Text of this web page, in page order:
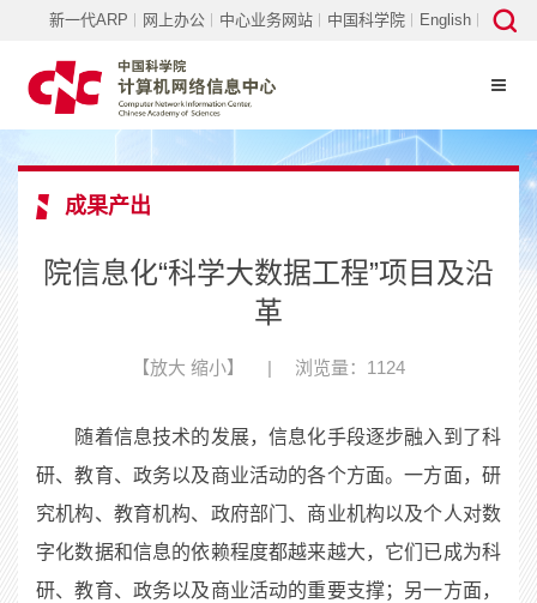
新一代ARP 网上办公 中心业务网站 中国科学院 English
成果产出
院信息化“科学大数据工程”项目及沿
革
【放大 缩小】 浏览量：1124
随着信息技术的发展，信息化手段逐步融入到了科
研、教育、政务以及商业活动的各个方面。一方面，研
究机构、教育机构、政府部门、商业机构以及个人对数
字化数据和信息的依赖程度都越来越大，它们已成为科
研、教育、政务以及商业活动的重要支撑；另一方面，